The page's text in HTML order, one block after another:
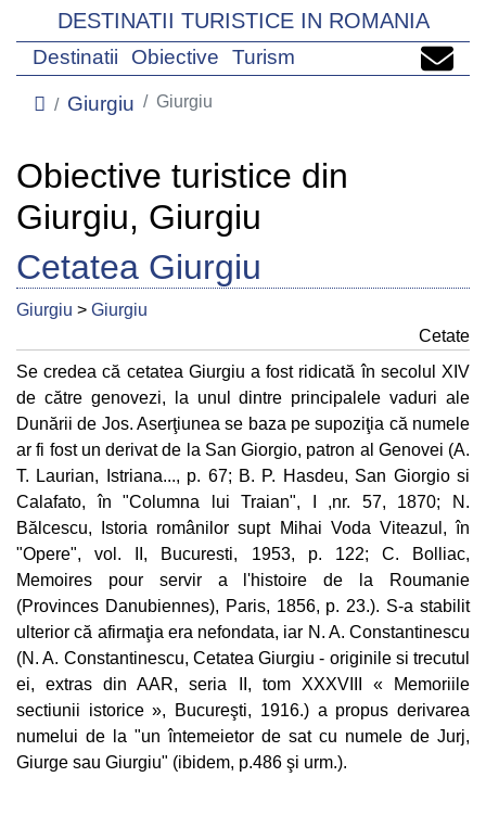
DESTINATII TURISTICE IN ROMANIA
Destinatii Obiective Turism
Giurgiu Giurgiu
Obiective turistice din
Giurgiu, Giurgiu
Cetatea Giurgiu
Giurgiu > Giurgiu
Cetate
Se credea că cetatea Giurgiu a fost ridicată în secolul XIV
de către genovezi, la unul dintre principalele vaduri ale
Dunării de Jos. Aserţiunea se baza pe supoziţia că numele
ar fi fost un derivat de la San Giorgio, patron al Genovei (A.
T. Laurian, Istriana..., p. 67; B. P. Hasdeu, San Giorgio si
Calafato, în "Columna lui Traian", I ,nr. 57, 1870; N.
Bălcescu, Istoria românilor supt Mihai Voda Viteazul, în
"Opere", vol. II, Bucuresti, 1953, p. 122; C. Bolliac,
Memoires pour servir a l'histoire de la Roumanie
(Provinces Danubiennes), Paris, 1856, p. 23.). S-a stabilit
ulterior că afirmaţia era nefondata, iar N. A. Constantinescu
(N. A. Constantinescu, Cetatea Giurgiu - originile si trecutul
ei, extras din AAR, seria II, tom XXXVIII « Memoriile
sectiunii istorice », Bucureşti, 1916.) a propus derivarea
numelui de la "un întemeietor de sat cu numele de Jurj,
Giurge sau Giurgiu" (ibidem, p.486 şi urm.).